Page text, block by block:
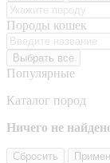
Породы кошек
Выбрать все
Популярные
Каталог пород
Ничего не
Сбросить